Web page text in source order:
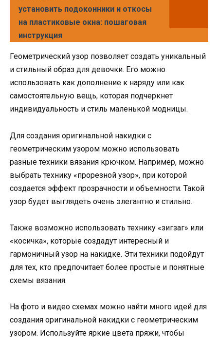
установить подоконники и откосы
на пластиковые окна: пошаговая
инструкция
Геометрический узор позволяет создать уникальный
и стильный образ для девочки. Его можно
использовать как дополнение к наряду или как
самостоятельную вещь, которая подчеркнет
индивидуальность и стиль маленькой модницы.
Для создания оригинальной накидки с
геометрическим узором можно использовать
разные техники вязания крючком. Например, можно
выбрать технику «прорезной узор», при которой
создается эффект прозрачности и объемности. Такой
узор будет выглядеть очень элегантно и стильно.
Также возможно использовать технику «зигзаг» или
«косичка», которые создадут интересный и
гармоничный узор на накидке. Эти техники подойдут
для тех, кто предпочитает более простые и понятные
схемы вязания.
На фото и видео схемах можно найти много идей для
создания оригинальной накидки с геометрическим
узором. Используйте яркие цвета пряжи, чтобы